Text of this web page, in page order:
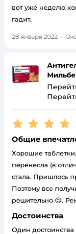
вот уже неделю
гадит.
28 января 2022 ·
Рейтинг:5
Общие
Хорошие
перенесла (в
стала. Пришлось
Поэтому все
решительно 😉.
Достоинства
Один достоинства